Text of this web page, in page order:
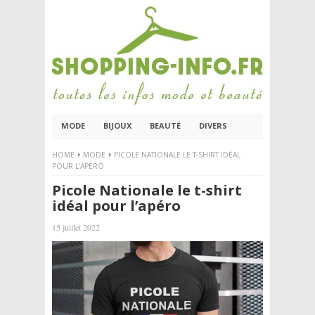
MODE BIJOUX BEAUTÉ DIVERS
HOME MODE
PICOLE NATIONALE LE T-SHIRT IDÉAL
POUR L’APÉRO
Picole Nationale le t-shirt
idéal pour l’apéro
15 juillet 2022